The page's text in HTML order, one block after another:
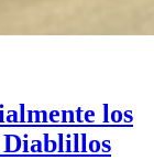
los
Diablillos